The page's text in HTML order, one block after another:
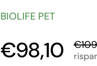
BIOLIFE PET
€98,10